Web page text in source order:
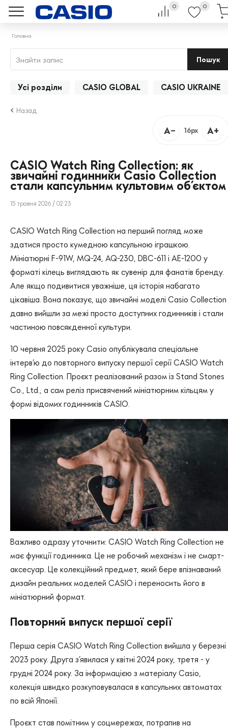
0 0
Головна
Пошук
Усі розділи CASIO GLOBAL CASIO UKRAINE
Назад
A− 16px A+
CASIO Watch Ring Collection: як
звичайні годинники Casio Collection
стали капсульним культовим об’єктом
15 травня 2026 / 02:23
CASIO Watch Ring Collection на перший погляд може
здатися просто кумедною капсульною іграшкою.
Мініатюрні F-91W, MQ-24, AQ-230, DBC-611 і AE-1200 у
форматі кілець виглядають як сувенір для фанатів бренду.
Але якщо подивитися уважніше, ця історія набагато
цікавіша. Вона показує, що звичайні моделі Casio Collection
давно вийшли за межі просто доступних годинників і стали
частиною повсякденної культури.
10 червня 2025 року Casio опублікувала спеціальне
інтерв’ю до повторного випуску першої серії CASIO Watch
Ring Collection. Проєкт реалізований разом із Stand Stones
Co., Ltd., а сам реліз присвячений мініатюрним кільцям у
формі відомих годинників CASIO.
Важливо одразу уточнити: CASIO Watch Ring Collection не
має функції годинника. Це не робочий механізм і не смарт-
аксесуар. Це колекційний предмет, який бере впізнаваний
дизайн реальних моделей CASIO і переносить його в
мініатюрний формат.
Повторний випуск першої серії
Перша серія CASIO Watch Ring Collection вийшла у березні
2023 року. Друга з’явилася у квітні 2024 року, третя - у
грудні 2024 року. За інформацією з матеріалу Casio,
колекція швидко розкуповувалася в капсульних автоматах
по всій Японії.
Проєкт став помітним у соцмережах, потрапив на